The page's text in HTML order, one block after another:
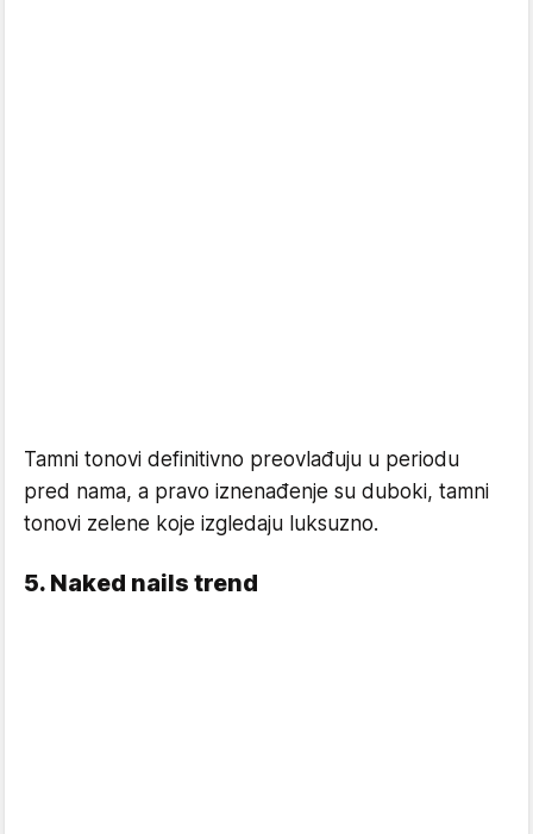
Tamni tonovi definitivno preovlađuju u periodu
pred nama, a pravo iznenađenje su duboki, tamni
tonovi zelene koje izgledaju luksuzno.
5. Naked nails trend